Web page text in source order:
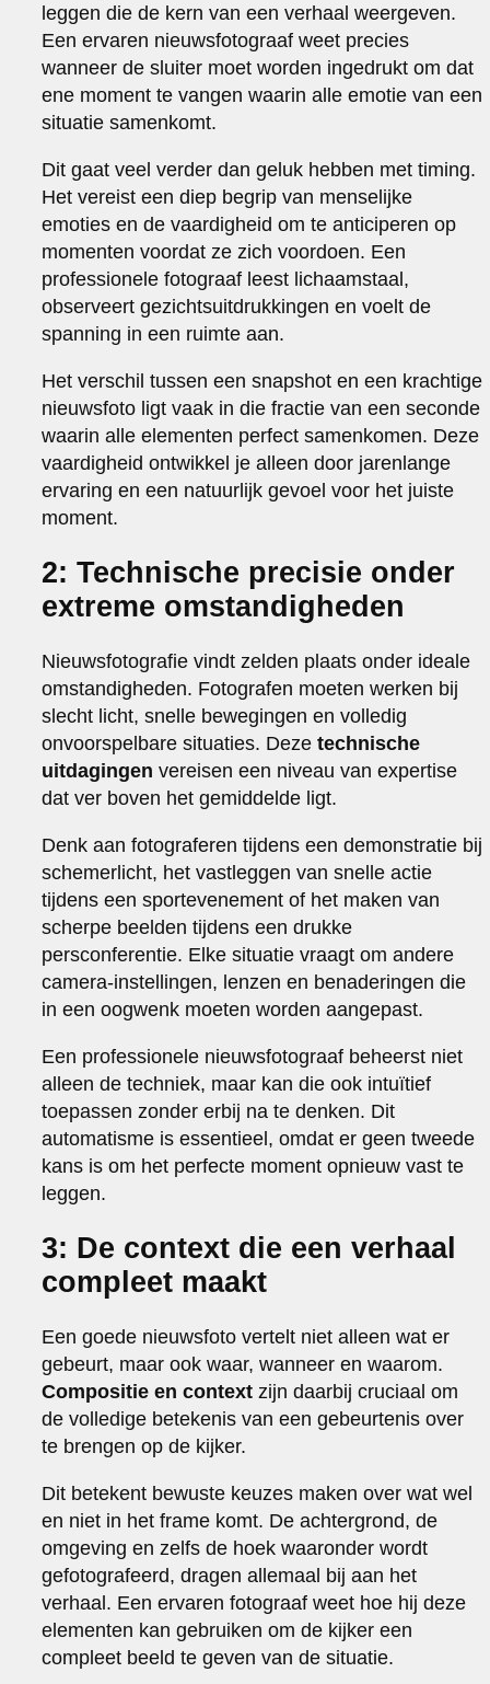
leggen die de kern van een verhaal weergeven.
Een ervaren nieuwsfotograaf weet precies
wanneer de sluiter moet worden ingedrukt om dat
ene moment te vangen waarin alle emotie van een
situatie samenkomt.
Dit gaat veel verder dan geluk hebben met timing.
Het vereist een diep begrip van menselijke
emoties en de vaardigheid om te anticiperen op
momenten voordat ze zich voordoen. Een
professionele fotograaf leest lichaamstaal,
observeert gezichtsuitdrukkingen en voelt de
spanning in een ruimte aan.
Het verschil tussen een snapshot en een krachtige
nieuwsfoto ligt vaak in die fractie van een seconde
waarin alle elementen perfect samenkomen. Deze
vaardigheid ontwikkel je alleen door jarenlange
ervaring en een natuurlijk gevoel voor het juiste
moment.
2: Technische precisie onder
extreme omstandigheden
Nieuwsfotografie vindt zelden plaats onder ideale
omstandigheden. Fotografen moeten werken bij
slecht licht, snelle bewegingen en volledig
onvoorspelbare situaties. Dezetechnische
uitdagingen vereisen een niveau van expertise
dat ver boven het gemiddelde ligt.
Denk aan fotograferen tijdens een demonstratie bij
schemerlicht, het vastleggen van snelle actie
tijdens een sportevenement of het maken van
scherpe beelden tijdens een drukke
persconferentie. Elke situatie vraagt om andere
camera-instellingen, lenzen en benaderingen die
in een oogwenk moeten worden aangepast.
Een professionele nieuwsfotograaf beheerst niet
alleen de techniek, maar kan die ook intuïtief
toepassen zonder erbij na te denken. Dit
automatisme is essentieel, omdat er geen tweede
kans is om het perfecte moment opnieuw vast te
leggen.
3: De context die een verhaal
compleet maakt
Een goede nieuwsfoto vertelt niet alleen wat er
gebeurt, maar ook waar, wanneer en waarom.
Compositie en context zijn daarbij cruciaal om
de volledige betekenis van een gebeurtenis over
te brengen op de kijker.
Dit betekent bewuste keuzes maken over wat wel
en niet in het frame komt. De achtergrond, de
omgeving en zelfs de hoek waaronder wordt
gefotografeerd, dragen allemaal bij aan het
verhaal. Een ervaren fotograaf weet hoe hij deze
elementen kan gebruiken om de kijker een
compleet beeld te geven van de situatie.